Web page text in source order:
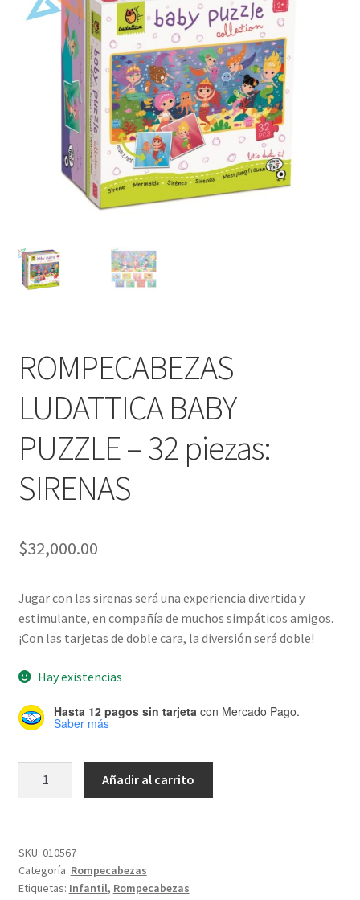
Mi cuenta
ROMPECABEZAS
LUDATTICA BABY
PUZZLE – 32 piezas:
SIRENAS
$32,000.00
Jugar con las sirenas será una experiencia divertida y
estimulante, en compañía de muchos simpáticos amigos.
¡Con las tarjetas de doble cara, la diversión será doble!
Hay existencias
Hasta 12 pagos sin tarjetacon Mercado Pago.
Saber más
-
32
piezas:
Añadir al carrito
SKU: 010567
Categoría: Rompecabezas
Etiquetas: Infantil, Rompecabezas